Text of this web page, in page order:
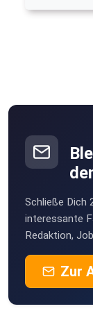
Schließe Dich
interessante
Redaktion,
Zur